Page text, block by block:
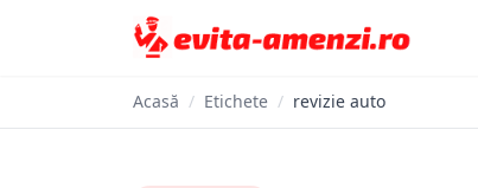
Acasă / Etichete / revizie auto